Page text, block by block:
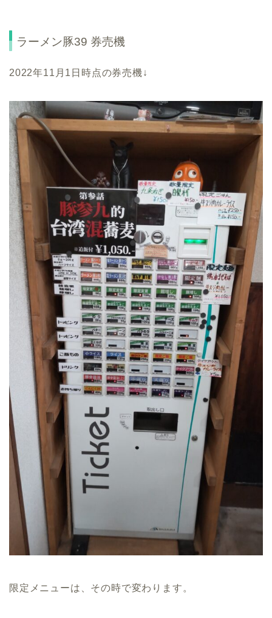
ラーメン豚39 券売機
2022年11月1日時点の券売機↓
限定メニューは、その時で変わります。